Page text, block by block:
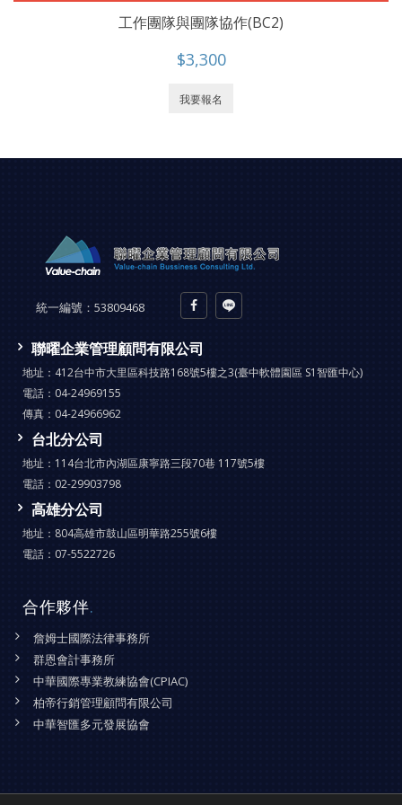
工作團隊與團隊協作(BC2)
$3,300
我要報名
統一編號： 53809468
聯曜企業管理顧問有限公司
地址： 412台中市大里區科技路168號5樓之3(臺中軟體園區 S1智匯中心)
電話： 04-24969155
傳真： 04-24966962
台北分公司
地址： 114台北市內湖區康寧路三段70巷 117號5樓
電話： 02-29903798
高雄分公司
地址： 804高雄市鼓山區明華路255號6樓
電話： 07-5522726
合作夥伴.
詹姆士國際法律事務所
群恩會計事務所
中華國際專業教練協會(CPIAC)
柏帝行銷管理顧問有限公司
中華智匯多元發展協會